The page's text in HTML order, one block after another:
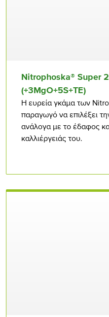
Nitrophoska® Super
(+3MgO+5S+TE)
Η ευρεία γκάμα των
παραγωγό να επιλέξει
ανάλογα με το έδαφος
καλλιέργειάς του.